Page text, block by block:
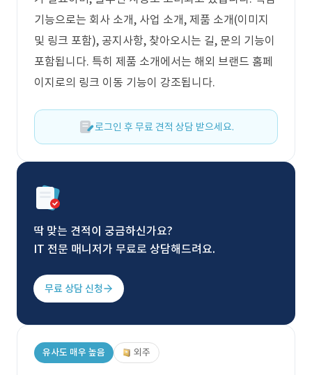
기능으로는 회사 소개, 사업 소개, 제품 소개(이미지
및 링크 포함), 공지사항, 찾아오시는 길, 문의 기능이
포함됩니다. 특히 제품 소개에서는 해외 브랜드 홈페
이지로의 링크 이동 기능이 강조됩니다.
로그인 후 무료 견적 상담 받으세요.
딱 맞는 견적이 궁금하신가요?
IT 전문 매니저가 무료로 상담해드려요.
무료 상담 신청
유사도 매우 높음 외주